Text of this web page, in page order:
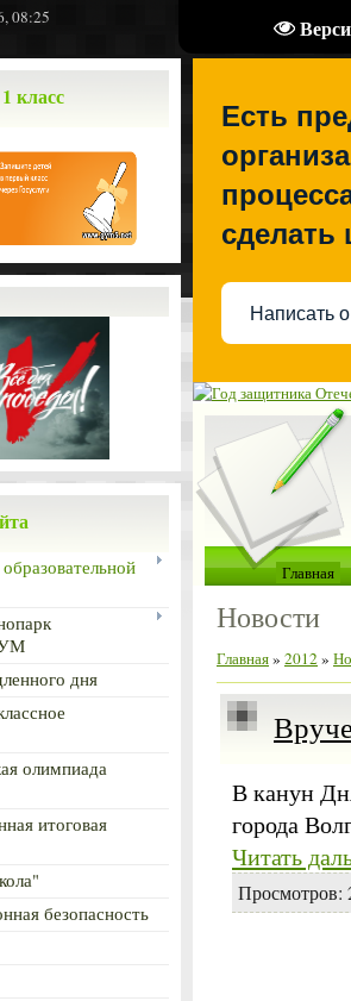
08:25
класс
дня
олимпиада
итоговая
безопасность
Есть
сделать
Написать
Главная
Новости
Главная» 2012»
В канун
города
Читать
Просмотров: